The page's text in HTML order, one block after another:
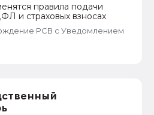
правила подачи
и страховых взносах
РСВ с Уведомлением